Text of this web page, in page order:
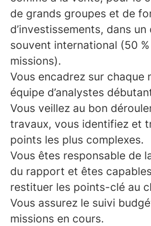
de grands groupes et de
d’investissements, dans
souvent international (50
missions).
Vous encadrez sur chaque
équipe d’analystes
Vous veillez au bon
travaux, vous identifiez et
points les plus complexes.
Vous êtes responsable de
du rapport et êtes capables
restituer les points-clé au
Vous assurez le suivi
missions en cours.